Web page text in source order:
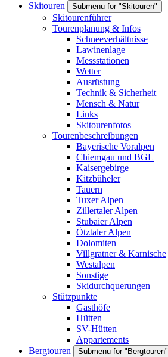
Skitouren
Submenu for "Skitouren"
Skitourenführer
Tourenplanung & Infos
Schneeverhältnisse
Lawinenlage
Messstationen
Wetter
Ausrüstung
Technik & Sicherheit
Mensch & Natur
Links
Skitourenfotos
Tourenbeschreibungen
Bayerische Voralpen
Chiemgau und BGL
Kaisergebirge
Kitzbüheler
Tauern
Tuxer Alpen
Zillertaler Alpen
Stubaier Alpen
Ötztaler Alpen
Dolomiten
Villgratner & Karnische
Westalpen
Sonstige
Skidurchquerungen
Stützpunkte
Gasthöfe
Hütten
SV-Hütten
Appartements
Bergtouren
Submenu for "Bergtouren"